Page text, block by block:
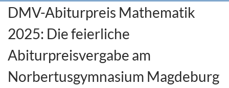
DMV-Abiturpreis Mathematik
2025: Die feierliche
Abiturpreisvergabe am
Norbertusgymnasium Magdeburg